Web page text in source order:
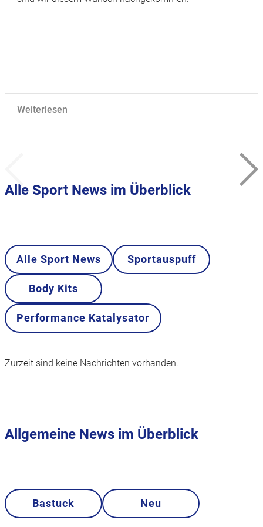
Weiterlesen
Alle Sport News im Überblick
Alle Sport News Sportauspuff
Body Kits
Performance Katalysator
Zurzeit sind keine Nachrichten vorhanden.
Allgemeine News im Überblick
Bastuck Neu